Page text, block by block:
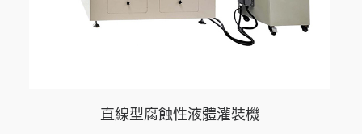
直線型腐蝕性液體灌裝機